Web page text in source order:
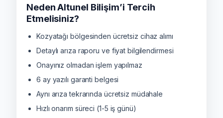
Neden Altunel Bilişim’i Tercih
Etmelisiniz?
Kozyatağı bölgesinden ücretsiz cihaz alımı
Detaylı arıza raporu ve fiyat bilgilendirmesi
Onayınız olmadan işlem yapılmaz
6 ay yazılı garanti belgesi
Aynı arıza tekrarında ücretsiz müdahale
Hızlı onarım süreci (1-5 iş günü)